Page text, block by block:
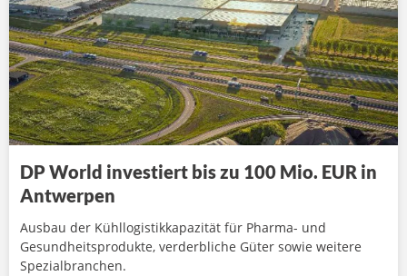
DP World investiert bis zu 100 Mio. EUR in
Antwerpen
Ausbau der Kühllogistikkapazität für Pharma- und
Gesundheitsprodukte, verderbliche Güter sowie weitere
Spezialbranchen.